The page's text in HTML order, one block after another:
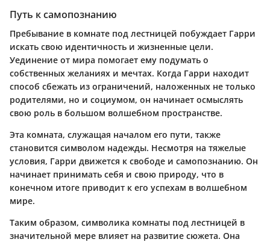
Путь к самопознанию
Пребывание в комнате под лестницей побуждает Гарри
искать свою идентичность и жизненные цели.
Уединение от мира помогает ему подумать о
собственных желаниях и мечтах. Когда Гарри находит
способ сбежать из ограничений, наложенных не только
родителями, но и социумом, он начинает осмыслять
свою роль в большом волшебном пространстве.
Эта комната, служащая началом его пути, также
становится символом надежды. Несмотря на тяжелые
условия, Гарри движется к свободе и самопознанию. Он
начинает принимать себя и свою природу, что в
конечном итоге приводит к его успехам в волшебном
мире.
Таким образом, символика комнаты под лестницей в
значительной мере влияет на развитие сюжета. Она